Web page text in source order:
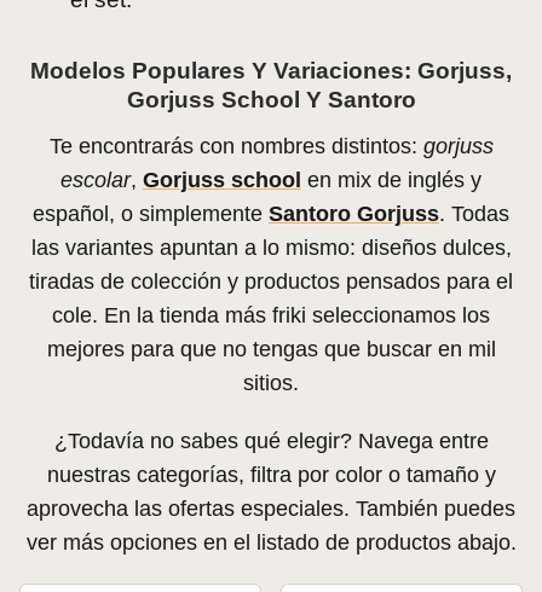
Modelos Populares Y Variaciones: Gorjuss,
Gorjuss School Y Santoro
Te encontrarás con nombres distintos: gorjuss
escolar, Gorjuss school en mix de inglés y
español, o simplemente Santoro Gorjuss. Todas
las variantes apuntan a lo mismo: diseños dulces,
tiradas de colección y productos pensados para el
cole. En la tienda más friki seleccionamos los
mejores para que no tengas que buscar en mil
sitios.
¿Todavía no sabes qué elegir? Navega entre
nuestras categorías, filtra por color o tamaño y
aprovecha las ofertas especiales. También puedes
ver más opciones en el listado de productos abajo.